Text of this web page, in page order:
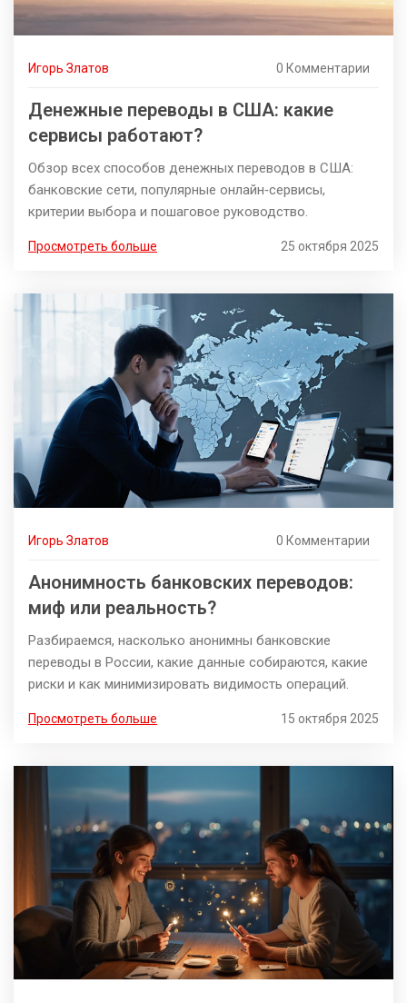
Игорь Златов 0 Комментарии
Денежные переводы в США: какие
сервисы работают?
Обзор всех способов денежных переводов в США:
банковские сети, популярные онлайн‑сервисы,
критерии выбора и пошаговое руководство.
Просмотреть больше 25 октября 2025
Игорь Златов 0 Комментарии
Анонимность банковских переводов:
миф или реальность?
Разбираемся, насколько анонимны банковские
переводы в России, какие данные собираются, какие
риски и как минимизировать видимость операций.
Просмотреть больше 15 октября 2025